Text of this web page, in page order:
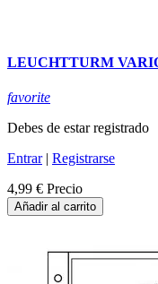
LEUCHTTURM
favorite
Debes de estar registrado
Entrar| Registrarse
4,99 € Precio
Añadir al carrito